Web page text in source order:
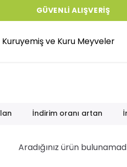
GÜVENLI ALIŞVERIŞ
Kuruyemiş ve Kuru Meyveler
İndirim oranı artan
Aradığınız ürün